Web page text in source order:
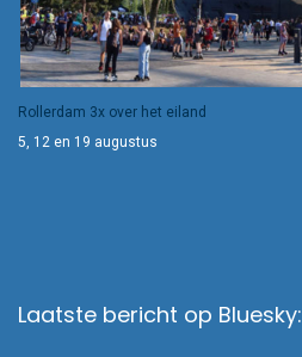
Rollerdam 3x over het eiland
5, 12 en 19 augustus
Laatste bericht op Bluesky: